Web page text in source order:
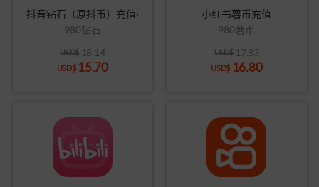
抖音钻石（原抖币）充值·
980钻石
USD$ 18.14
USD$ 15.70
小红书薯币充值
980薯币
USD$ 17.83
USD$ 16.80